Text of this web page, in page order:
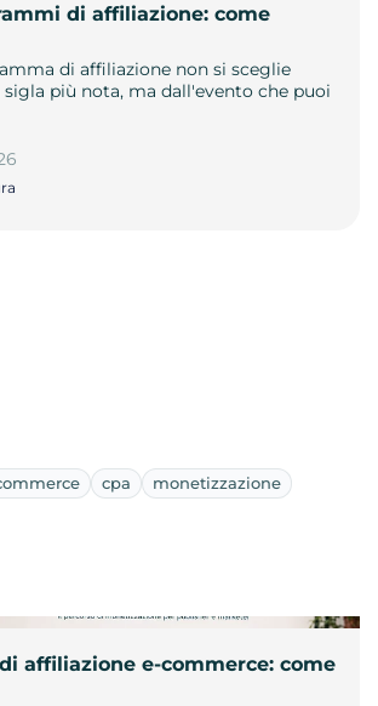
di affiliazione: come
di affiliazione non si sceglie
più nota, ma dall'evento che puoi
cpa monetizzazione
affiliazione e-commerce: come